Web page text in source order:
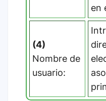
en
(4)
Nombre de
usuario: